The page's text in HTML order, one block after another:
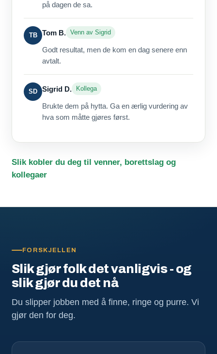
på dagen de sa.
TB Tom B. Venn av Sigrid
Godt resultat, men de kom en dag senere enn
avtalt.
SD Sigrid D. Kollega
Brukte dem på hytta. Ga en ærlig vurdering av
hva som måtte gjøres først.
Slik kobler du deg til venner, borettslag og
kollegaer
FORSKJELLEN
Slik gjør folk det vanligvis - og
slik gjør du det nå
Du slipper jobben med å finne, ringe og purre. Vi
gjør den for deg.